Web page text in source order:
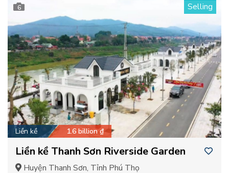
6 Selling
Liền kề 1.6 billion ₫
Liền kề Thanh Sơn Riverside Garden
Huyện Thanh Sơn, Tỉnh Phú Thọ